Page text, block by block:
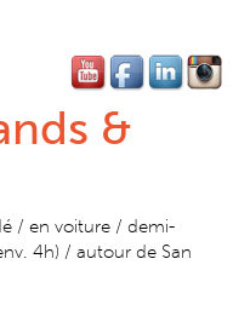
&
/ en voiture / demi-
4h) / autour de San